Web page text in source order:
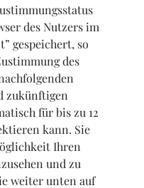
des Nutzers im
gespeichert, so
des
zukünftigen
für bis zu 12
kann. Sie
Ihren
und zu
weiter unten auf